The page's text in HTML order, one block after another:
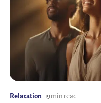
Relaxation 9 min read